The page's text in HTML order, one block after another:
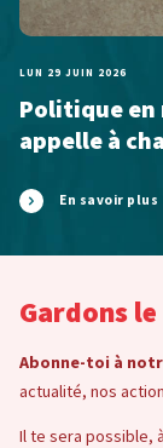
LUN 29 JUIN 2026
Politique en
appelle à
En savoir plus
Gardons
Abonne-toi à
actualité, nos
Il te sera possible,